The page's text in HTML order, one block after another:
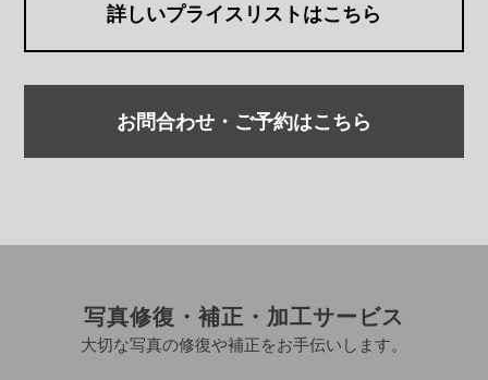
詳しいプライスリストはこちら
お問合わせ・ご予約はこちら
写真修復・補正・加工サービス
大切な写真の修復や補正をお手伝いします。